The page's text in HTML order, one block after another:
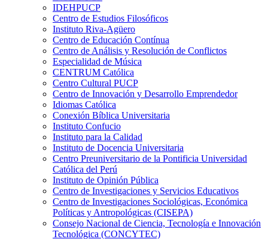
IDEHPUCP
Centro de Estudios Filosóficos
Instituto Riva-Agüero
Centro de Educación Contínua
Centro de Análisis y Resolución de Conflictos
Especialidad de Música
CENTRUM Católica
Centro Cultural PUCP
Centro de Innovación y Desarrollo Emprendedor
Idiomas Católica
Conexión Bíblica Universitaria
Instituto Confucio
Instituto para la Calidad
Instituto de Docencia Universitaria
Centro Preuniversitario de la Pontificia Universidad
Católica del Perú
Instituto de Opinión Pública
Centro de Investigaciones y Servicios Educativos
Centro de Investigaciones Sociológicas, Económica
Políticas y Antropológicas (CISEPA)
Consejo Nacional de Ciencia, Tecnología e Innovación
Tecnológica (CONCYTEC)